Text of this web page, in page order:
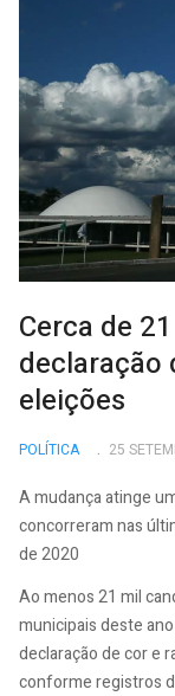
Cerca de
declaração
eleições
POLÍTICA 25
A mudança atinge
concorreram nas
de 2020
Ao menos 21 mil
municipais deste
declaração de cor e
conforme registros